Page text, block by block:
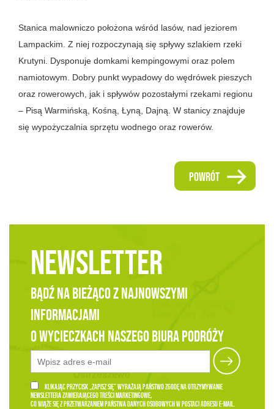
Stanica malowniczo położona wśród lasów, nad jeziorem
Lampackim. Z niej rozpoczynają się spływy szlakiem rzeki
Krutyni. Dysponuje domkami kempingowymi oraz polem
namiotowym. Dobry punkt wypadowy do wędrówek pieszych
oraz rowerowych, jak i spływów pozostałymi rzekami regionu
– Pisą Warmińską, Kośną, Łyną, Dajną. W stanicy znajduje
się wypożyczalnia sprzętu wodnego oraz rowerów.
powrót
Newsletter
Bądź na bieżąco z najnowszymi
informacjami
o wycieczkach naszego Biura Podróży
Klikając przycisk „zapisz się” wyrażają Państwo zgodę na otrzymywanie
newslettera zawierającego treści marketingowe,
co wiąże się z przetwarzaniem Państwa danych osobowych w postaci adresu e-mail.